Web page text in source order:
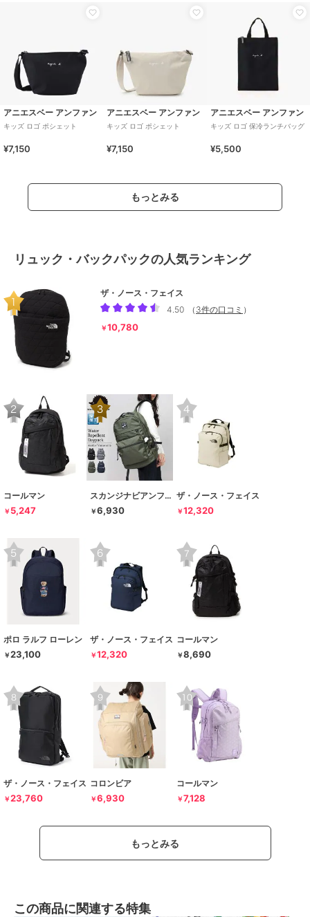
アニエスベー アンファン
キッズ ロゴ ポシェット
¥7,150
アニエスベー アンファン
キッズ ロゴ ポシェット
¥7,150
アニエスベー アンファン
キッズ ロゴ 保冷ランチバッグ
¥5,500
もっとみる
リュック・バックパックの人気ランキング
ザ・ノース・フェイス
4.50
（ 3件の口コミ ）
￥10,780
コールマン
￥ 5,247
スカンジナビアンフォレスト
￥6,930
ザ・ノース・フェイス
￥12,320
ポロ ラルフ ローレン
￥23,100
ザ・ノース・フェイス
￥12,320
コールマン
￥8,690
ザ・ノース・フェイス
￥23,760
コロンビア
￥6,930
コールマン
￥7,128
もっとみる
この商品に関連する特集